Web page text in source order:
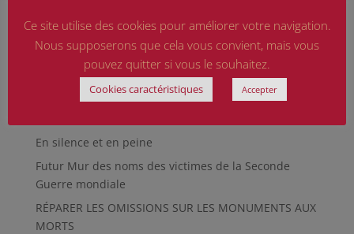
Qu’est-ce qu’était le Sentier des Passeurs, durant la
Seconde Guerre mondiale, à Moussey ?
La revue « Entre les lignes » éditée par l’équipe du
musée de Besançon
En silence et en peine
Futur Mur des noms des victimes de la Seconde
Guerre mondiale
RÉPARER LES OMISSIONS SUR LES MONUMENTS AUX
MORTS
Ce site utilise des cookies pour améliorer votre navigation.
Nous supposerons que cela vous convient, mais vous
pouvez quitter si vous le souhaitez.
Cookies caractéristiques Accepter